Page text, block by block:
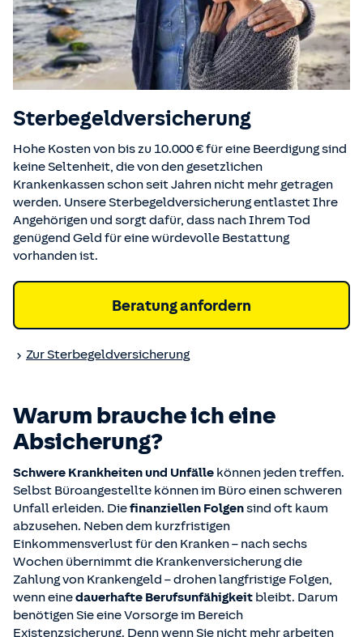
Sterbegeld­versicherung
Hohe Kosten von bis zu 10.000 € für eine Beerdigung sind
keine Seltenheit, die von den gesetzlichen
Krankenkassen schon seit Jahren nicht mehr getragen
werden. Unsere Sterbegeldversicherung entlastet Ihre
Angehörigen und sorgt dafür, dass nach Ihrem Tod
genügend Geld für eine würdevolle Bestattung
vorhanden ist.
Beratung anfordern
Zur Sterbegeld­versicherung
Warum brauche ich eine
Absicherung?
Schwere Krankheiten und Unfälle können jeden treffen.
Selbst Büroangestellte können im Büro einen schweren
Unfall erleiden. Diefinanziellen Folgensind oft kaum
abzusehen. Neben dem kurzfristigen
Einkommensverlust für den Kranken – nach sechs
Wochen übernimmt die Krankenversicherung die
Zahlung von Krankengeld – drohen langfristige Folgen,
wenn einedauerhafte Berufsunfähigkeit bleibt. Darum
benötigen Sie eine Vorsorge im Bereich
Existenzsicherung. Denn wenn Sie nicht mehr arbeiten